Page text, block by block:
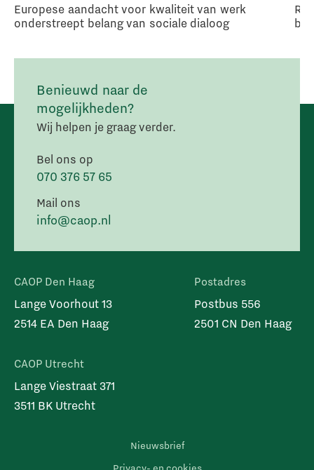
Europese aandacht voor kwaliteit van werk
onderstreept belang van sociale dialoog
Benieuwd naar de
mogelijkheden?
Wij helpen je graag verder.
Bel ons op
070 376 57 65
Mail ons
info@caop.nl
CAOP Den Haag
Lange Voorhout 13
2514 EA Den Haag
CAOP Utrecht
Lange Viestraat 371
3511 BK Utrecht
Postadres
Postbus 556
2501 CN Den Haag
Nieuwsbrief